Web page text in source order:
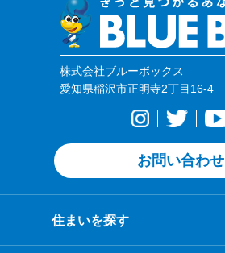
株式会社ブルーボックス
愛知県稲沢市正明寺2丁目16-4
お問い合わせ
住まいを探す